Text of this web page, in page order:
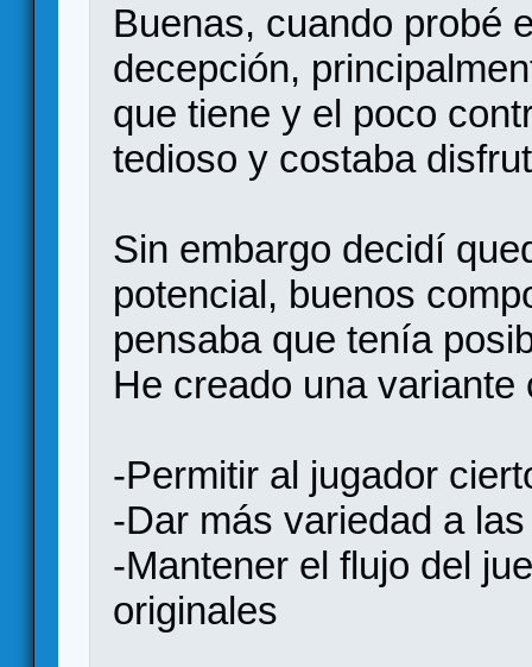
Buenas, cuando probé
decepción,
que tiene y el poco
tedioso y costaba
Sin embargo decidí
potencial, buenos
pensaba que tenía
He creado una
-Permitir al jugador
-Dar más variedad a
-Mantener el flujo del
originales